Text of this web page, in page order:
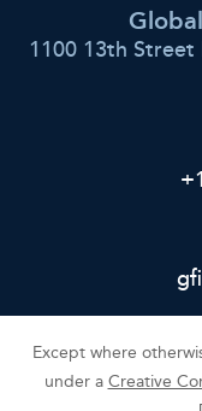
1100 13th Street
Except where
under aCreative